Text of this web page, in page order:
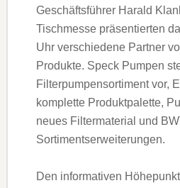
Geschäftsführer Harald
Tischmesse präsentierten
Uhr verschiedene Partner
Produkte. Speck Pumpen
Filterpumpensortiment vor,
komplette Produktpalette,
neues Filtermaterial und
Sortimentserweiterungen.
Den informativen